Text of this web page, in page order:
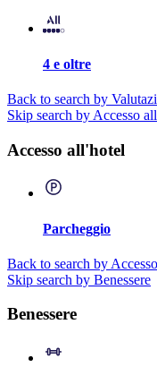
4 e oltre
Back to search by
Skip search by Accesso
Accesso all'hotel
Parcheggio
Back to search by
Skip search by Benessere
Benessere